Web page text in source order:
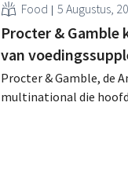
Food 5 Augustus,
Procter &
van
Procter & Gamble, de
multinational die